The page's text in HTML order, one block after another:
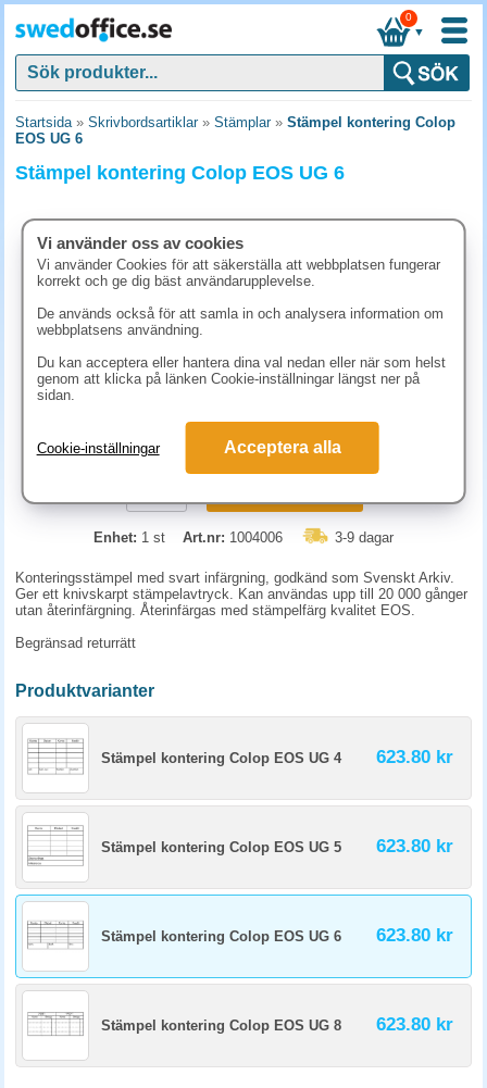
▼
0
Startsida» Skrivbordsartiklar» Stämplar» Stämpel kontering Colop
EOS UG 6
Stämpel kontering Colop EOS UG 6
623.80 kr (inkl. moms)
Enhet: 1 st Art.nr: 1004006 3-9 dagar
Konteringsstämpel med svart infärgning, godkänd som Svenskt Arkiv.
Ger ett knivskarpt stämpelavtryck. Kan användas upp till 20 000 gånger
utan återinfärgning. Återinfärgas med stämpelfärg kvalitet EOS.
Begränsad returrätt
Produktvarianter
Stämpel kontering Colop EOS UG 4 623.80 kr
Stämpel kontering Colop EOS UG 5 623.80 kr
Stämpel kontering Colop EOS UG 6 623.80 kr
Stämpel kontering Colop EOS UG 8 623.80 kr
Vi använder oss av cookies
Vi använder Cookies för att säkerställa att webbplatsen fungerar
korrekt och ge dig bäst användarupplevelse.
De används också för att samla in och analysera information om
webbplatsens användning.
Du kan acceptera eller hantera dina val nedan eller när som helst
genom att klicka på länken Cookie-inställningar längst ner på
sidan.
Cookie-inställningar Acceptera alla